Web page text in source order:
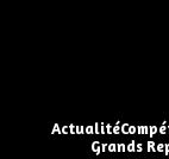
Actualité
Grands